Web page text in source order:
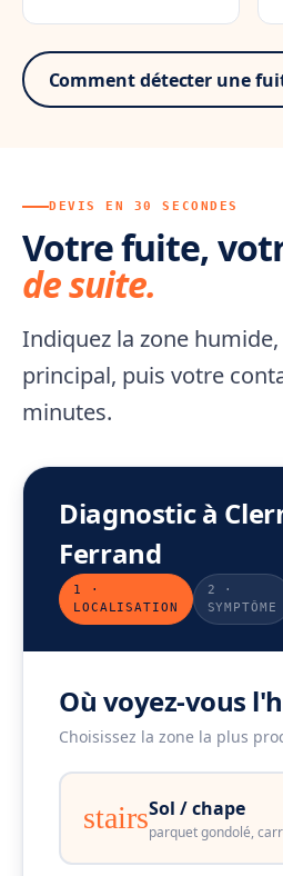
Comment détecter une
DEVIS EN 30 SECONDES
Votre fuite,
de suite.
Indiquez la zone
principal, puis votre
minutes.
Diagnostic à
Ferrand
1 ·
LOCALISATION
2 ·
SYMPTÔME
Où voyez-vous
Choisissez la zone la plus
stairsSol / chape
parquet gondolé,